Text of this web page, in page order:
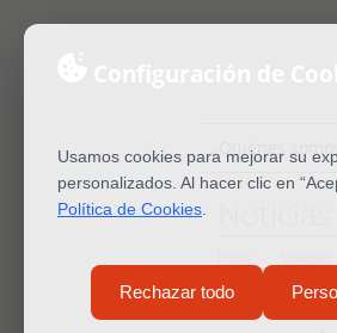
Usamos cookies para mejorar su
personalizados. Al hacer clic en
Política de Cookies
Rechazar todo
¿Quiénes somos?
2026